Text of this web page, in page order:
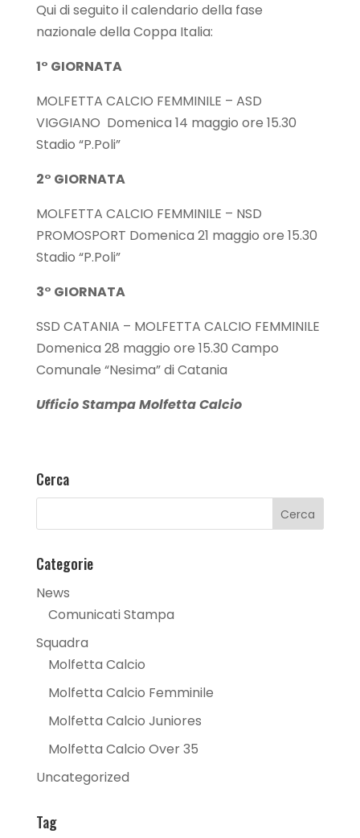
Qui di seguito il calendario della fase
nazionale della Coppa Italia:
1° GIORNATA
MOLFETTA CALCIO FEMMINILE – ASD
VIGGIANO Domenica 14 maggio ore 15.30
Stadio “P.Poli”
2° GIORNATA
MOLFETTA CALCIO FEMMINILE – NSD
PROMOSPORT Domenica 21 maggio ore 15.30
Stadio “P.Poli”
3° GIORNATA
SSD CATANIA – MOLFETTA CALCIO FEMMINILE
Domenica 28 maggio ore 15.30 Campo
Comunale “Nesima” di Catania
Ufficio Stampa Molfetta Calcio
Cerca
Categorie
News
Comunicati Stampa
Squadra
Molfetta Calcio
Molfetta Calcio Femminile
Molfetta Calcio Juniores
Molfetta Calcio Over 35
Uncategorized
Tag